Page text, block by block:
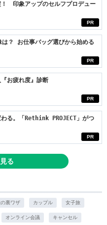
PR
！ 印象アップのセルフプロデュー
PR
？ お仕事バッグ選びから始める
PR
お疲れ度』診断
PR
る。「Rethink PROJECT」がつ
る
裏ワザ カップル 女子旅
オンライン会議 キャンセル